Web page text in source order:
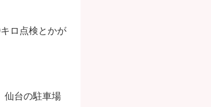
ロ点検とかが
仙台の駐車場